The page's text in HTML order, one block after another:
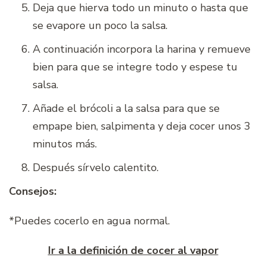
Deja que hierva todo un minuto o hasta que
se evapore un poco la salsa.
A continuación incorpora la harina y remueve
bien para que se integre todo y espese tu
salsa.
Añade el brócoli a la salsa para que se
empape bien, salpimenta y deja cocer unos 3
minutos más.
Después sírvelo calentito.
Consejos:
*Puedes cocerlo en agua normal.
Ir a la definición de cocer al vapor